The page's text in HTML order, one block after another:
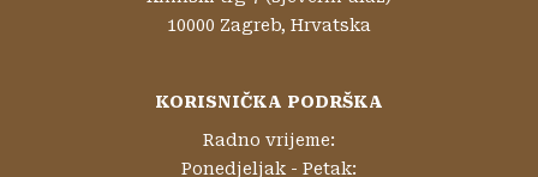
10000 Zagreb, Hrvatska
KORISNIČKA PODRŠKA
Radno vrijeme:
Ponedjeljak - Petak: